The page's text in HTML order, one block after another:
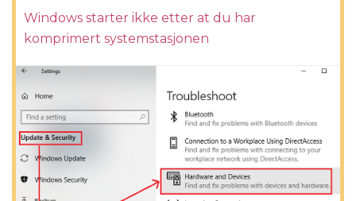
Windows starter ikke etter at du har
komprimert systemstasjonen